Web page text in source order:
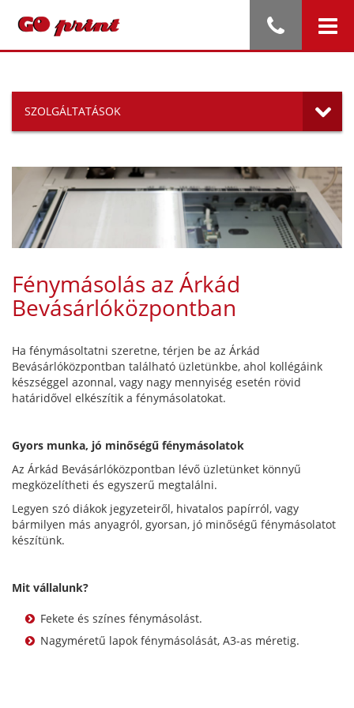
SZOLGÁLTATÁSOK
Fénymásolás az Árkád
Bevásárlóközpontban
Ha fénymásoltatni szeretne, térjen be az Árkád
Bevásárlóközpontban található üzletünkbe, ahol kollégáink
készséggel azonnal, vagy nagy mennyiség esetén rövid
határidővel elkészítik a fénymásolatokat.
Gyors munka, jó minőségű fénymásolatok
Az Árkád Bevásárlóközpontban lévő üzletünket könnyű
megközelítheti és egyszerű megtalálni.
Legyen szó diákok jegyzeteiről, hivatalos papírról, vagy
bármilyen más anyagról, gyorsan, jó minőségű fénymásolatot
készítünk.
Mit vállalunk?
Fekete és színes fénymásolást.
Nagyméretű lapok fénymásolását, A3-as méretig.